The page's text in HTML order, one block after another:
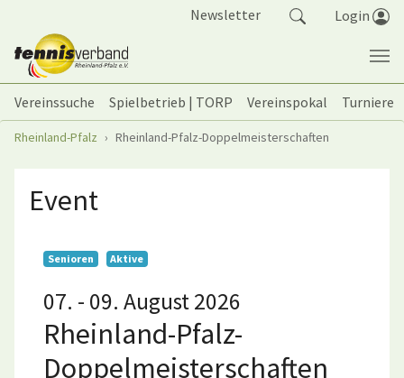
Newsletter Login
Vereinssuche Spielbetrieb | TORP Vereinspokal
Turniere
Sie sind hier:
Rheinland-Pfalz Rheinland-Pfalz-Doppelmeisterschaften
Event
Senioren Aktive
07. - 09. August 2026
Rheinland-Pfalz-
Doppelmeisterschaften